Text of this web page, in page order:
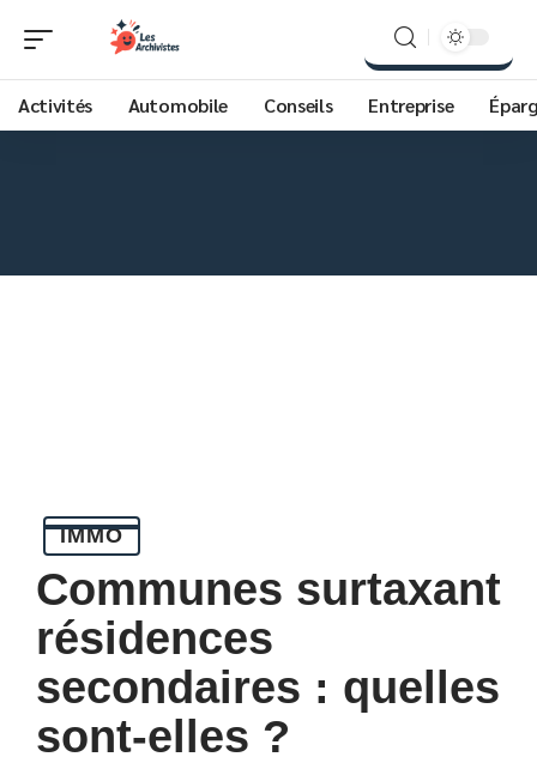
Activités Automobile Conseils Entreprise
IMMO
Communes surtaxant
résidences
secondaires : quelles
sont-elles ?